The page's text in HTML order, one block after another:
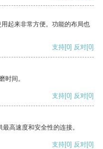
起来非常方便。功能的布局也
支持[0] 反对[0]
时间。
支持[0] 反对[0]
高速度和安全性的连接。
支持[0] 反对[0]